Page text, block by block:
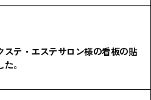
ステ・エステサロン様の看板の貼
。